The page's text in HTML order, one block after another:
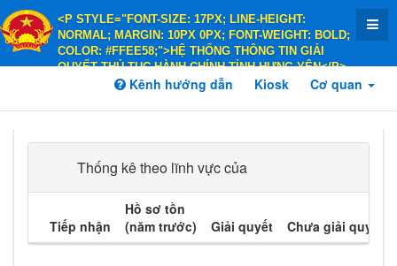
<P STYLE="FONT-SIZE: 17PX; LINE-HEIGHT:
NORMAL; MARGIN: 10PX 0PX; FONT-WEIGHT: BOLD;
COLOR: #FFEE58;">HỆ THỐNG THÔNG TIN GIẢI
QUYẾT THỦ TỤC HÀNH CHÍNH TỈNH HƯNG YÊN</P>
<P STYLE="FONT-SIZE: 14PX; LINE-HEIGHT:
COLOR: #FFEE58;">HÀNH CHÍNH PHỤC VỤ</P>
Kênh hướng dẫn Kiosk Cơ quan
Thống kê theo lĩnh vực của
Tiếp nhận
Hồ sơ tồn
(năm trước)
Giải quyết Chưa giải quyết